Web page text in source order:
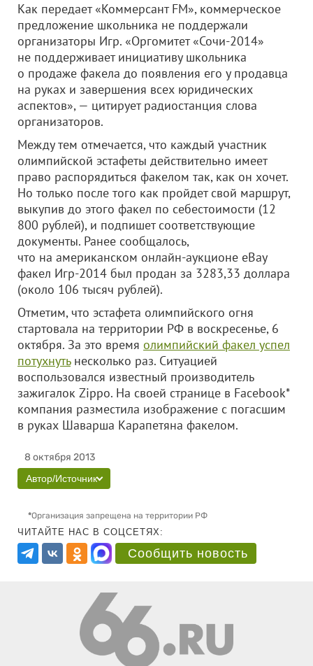
Как передает «Коммерсант FM», коммерческое
предложение школьника не поддержали
организаторы Игр. «Оргомитет «Сочи-2014»
не поддерживает инициативу школьника
о продаже факела до появления его у продавца
на руках и завершения всех юридических
аспектов», — цитирует радиостанция слова
организаторов.
Между тем отмечается, что каждый участник
олимпийской эстафеты действительно имеет
право распорядиться факелом так, как он хочет.
Но только после того как пройдет свой маршрут,
выкупив до этого факел по себестоимости (12
800 рублей), и подпишет соответствующие
документы. Ранее сообщалось,
что на американском онлайн-аукционе eBay
факел Игр-2014 был продан за 3283,33 доллара
(около 106 тысяч рублей).
Отметим, что эстафета олимпийского огня
стартовала на территории РФ в воскресенье, 6
октября. За это время олимпийский факел успел
потухнутьнесколько раз. Ситуацией
воспользовался известный производитель
зажигалок Zippo. На своей странице в Facebook*
компания разместила изображение с погасшим
в руках Шаварша Карапетяна факелом.
8 октября 2013
Автор/Источник
*Организация запрещена на территории РФ
ЧИТАЙТЕ НАС В СОЦСЕТЯХ:
Сообщить новость